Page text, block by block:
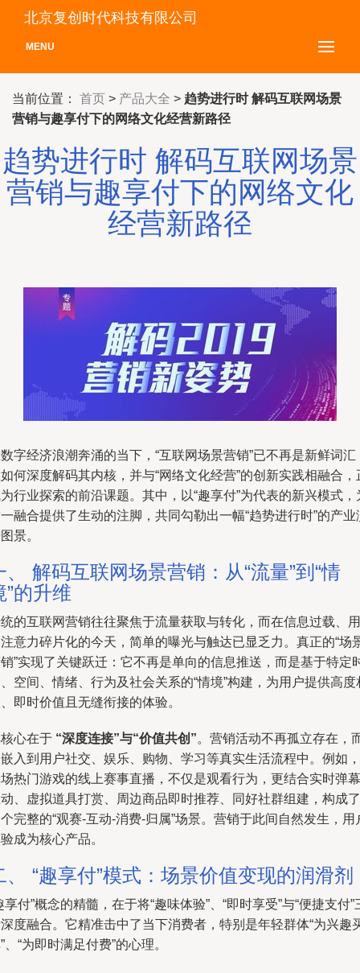
北京复创时代科技有限公司
MENU
当前位置： 首页 > 产品大全 > 趋势进行时 解码互联网场景
营销与趣享付下的网络文化经营新路径
趋势进行时 解码互联网场景
营销与趣享付下的网络文化
经营新路径
字经济浪潮奔涌的当下，“互联网场景营销”已不再是新鲜词汇
何深度解码其内核，并与“网络文化经营”的创新实践相融合，
行业探索的前沿课题。其中，以“趣享付”为代表的新兴模式，
融合提供了生动的注脚，共同勾勒出一幅“趋势进行时”的产业
景。
、 解码互联网场景营销：从“流量”到“情
”的升维
的互联网营销往往聚焦于流量获取与转化，而在信息过载、用
意力碎片化的今天，简单的曝光与触达已显乏力。真正的“场
”实现了关键跃迁：它不再是单向的信息推送，而是基于特定
空间、情绪、行为及社会关系的“情境”构建，为用户提供高度
即时价值且无缝衔接的体验。
心在于 “深度连接”与“价值共创”。营销活动不再孤立存在，
入到用户社交、娱乐、购物、学习等真实生活流程中。例如，
热门游戏的线上赛事直播，不仅是观看行为，更结合实时弹幕
、虚拟道具打赏、周边商品即时推荐、同好社群组建，构成了
完整的“观赛-互动-消费-归属”场景。营销于此间自然发生，用
成为核心产品。
、 “趣享付”模式：场景价值变现的润滑剂
享付”概念的精髓，在于将“趣味体验”、“即时享受”与“便捷支付”
度融合。它精准击中了当下消费者，特别是年轻群体“为兴趣
、“为即时满足付费”的心理。